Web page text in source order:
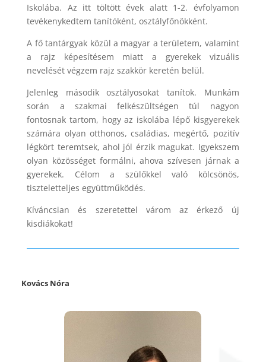
Iskolába. Az itt töltött évek alatt 1-2. évfolyamon
tevékenykedtem tanítóként, osztályfőnökként.
A fő tantárgyak közül a magyar a területem, valamint
a rajz képesítésem miatt a gyerekek vizuális
nevelését végzem rajz szakkör keretén belül.
Jelenleg második osztályosokat tanítok. Munkám
során a szakmai felkészültségen túl nagyon
fontosnak tartom, hogy az iskolába lépő kisgyerekek
számára olyan otthonos, családias, megértő, pozitív
légkört teremtsek, ahol jól érzik magukat. Igyekszem
olyan közösséget formálni, ahova szívesen járnak a
gyerekek. Célom a szülőkkel való kölcsönös,
tiszteletteljes együttműködés.
Kíváncsian és szeretettel várom az érkező új
kisdiákokat!
Kovács Nóra